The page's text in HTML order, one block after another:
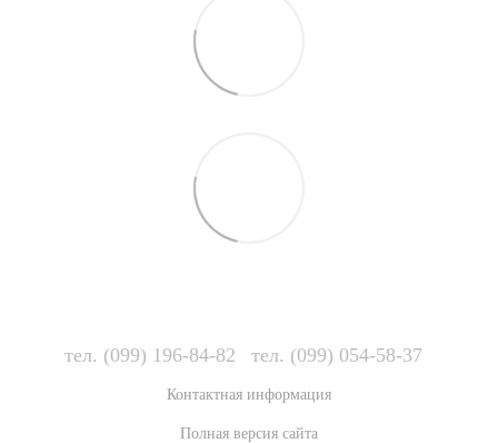
тел. (099) 196-84-82 тел. (099) 054-58-37
Контактная информация
Полная версия сайта